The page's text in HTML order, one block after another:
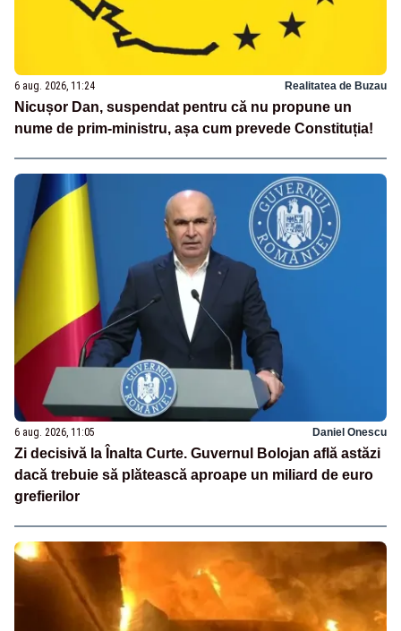
6 aug. 2026, 11:24 Realitatea de Buzau
Nicușor Dan, suspendat pentru că nu propune un
nume de prim-ministru, așa cum prevede Constituția!
6 aug. 2026, 11:05 Daniel Onescu
Zi decisivă la Înalta Curte. Guvernul Bolojan află astăzi
dacă trebuie să plătească aproape un miliard de euro
grefierilor